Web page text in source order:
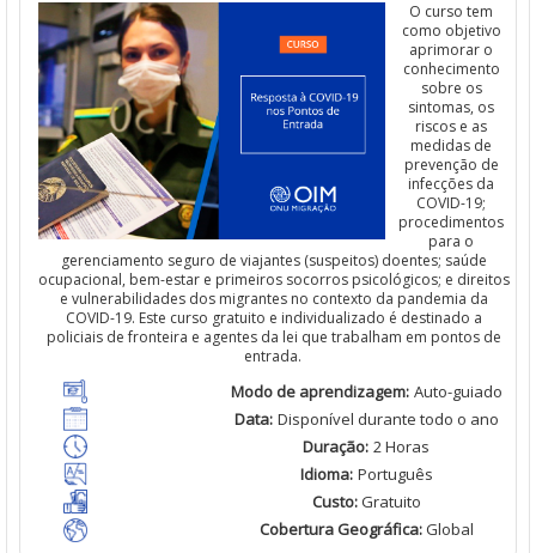
O curso tem
como objetivo
aprimorar o
conhecimento
sobre os
sintomas, os
riscos e as
medidas de
prevenção de
infecções da
COVID-19;
procedimentos
para o
gerenciamento seguro de viajantes (suspeitos) doentes; saúde
ocupacional, bem-estar e primeiros socorros psicológicos; e direitos
e vulnerabilidades dos migrantes no contexto da pandemia da
COVID-19. Este curso gratuito e individualizado é destinado a
policiais defronteira e agentes da lei que trabalham em pontos de
entrada.
Modo de aprendizagem: Auto-guiado
Data: Disponível durante todo o ano
Duração: 2 Horas
Idioma: Português
Custo:Gratuito
Cobertura Geográfica:Global